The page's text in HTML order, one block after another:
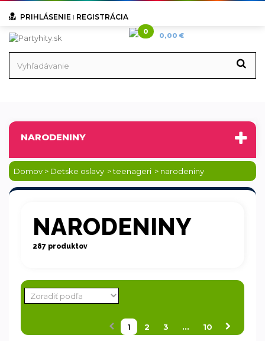
PRIHLÁSENIE I REGISTRÁCIA
0 0,00 €
NARODENINY
Domov > Detske oslavy >teenageri > narodeniny
NARODENINY
287 produktov
1 2 3 ... 10